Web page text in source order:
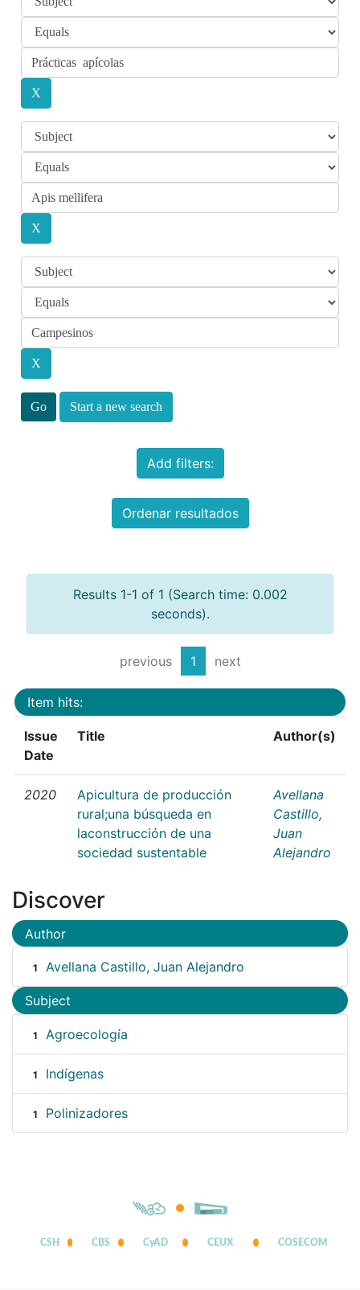
Start a new search
Add filters:
Ordenar resultados
Results 1-1 of 1 (Search time: 0.002
seconds).
previous 1 next
Item hits:
Issue
Date
Title Author(s)
2020
Apicultura de producción
rural;una búsqueda en
laconstrucción de una
sociedad sustentable
Avellana
Castillo,
Juan
Alejandro
Discover
Author
1 Avellana Castillo, Juan Alejandro
Subject
1 Agroecología
1 Indígenas
1 Polinizadores
CSH CBS CyAD CEUX COSECOM